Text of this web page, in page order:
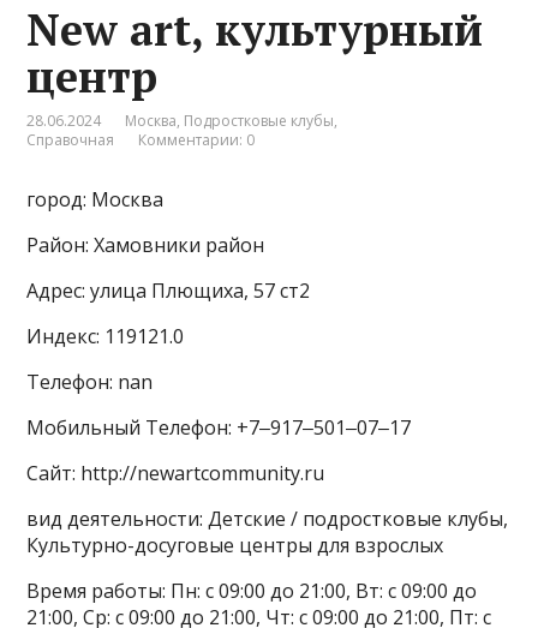
New art, культурный
центр
28.06.2024 Москва, Подростковые клубы,
Справочная
Комментарии: 0
город: Москва
Район: Хамовники район
Адрес: улица Плющиха, 57 ст2
Индекс: 119121.0
Телефон: nan
Мобильный Телефон: +7‒917‒501‒07‒17
Сайт: http://newartcommunity.ru
вид деятельности: Детские / подростковые клубы,
Культурно-досуговые центры для взрослых
Время работы: Пн: с 09:00 до 21:00, Вт: с 09:00 до
21:00, Ср: с 09:00 до 21:00, Чт: с 09:00 до 21:00, Пт: с